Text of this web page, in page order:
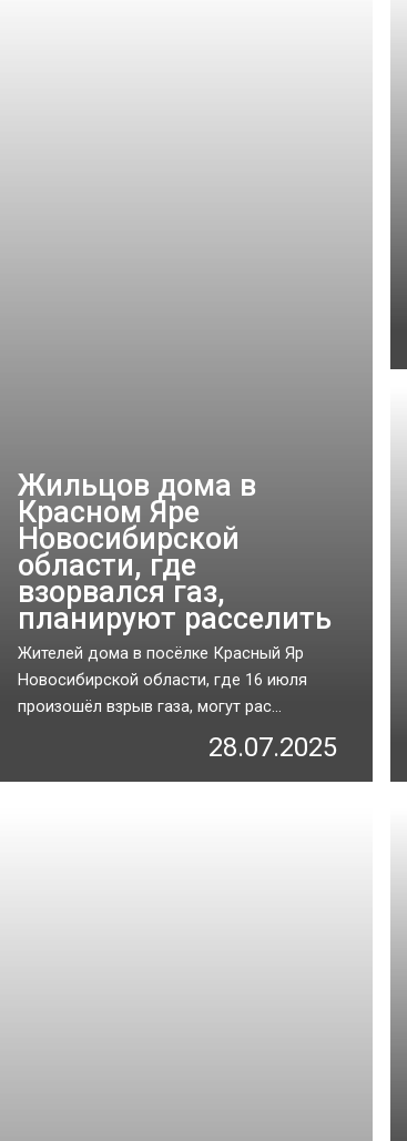
Жильцов дома в
Красном Яре
Новосибирской
области, где
взорвался газ,
планируют расселить
Жителей дома в посёлке Красный Яр
Новосибирской области, где 16 июля
произошёл взрыв газа, могут рас...
28.07.2025